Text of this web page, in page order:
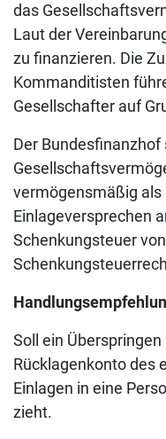
das
Laut der
zu finanzieren. Die
Kommanditisten
Gesellschafter auf
Der
vermögensmäßig als
Einlageversprechen
Schenkungsteuer
Soll ein
Rücklagenkonto des
Einlagen in eine
zieht.